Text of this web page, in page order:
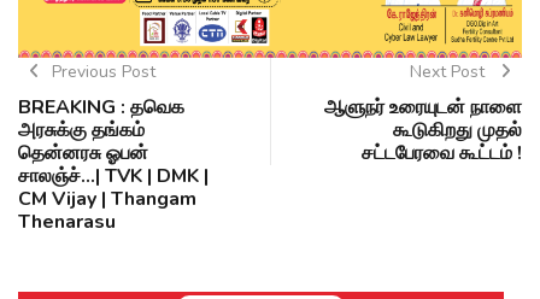
Previous Post
BREAKING : தவெக
அரசுக்கு தங்கம்
தென்னரசு ஓபன்
சாலஞ்ச்...| TVK | DMK |
CM Vijay | Thangam
Thenarasu
Next Post
ஆளுநர் உரையுடன் நாளை
கூடுகிறது முதல்
சட்டபேரவை கூட்டம் !